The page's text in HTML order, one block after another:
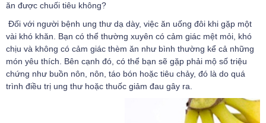
ăn được chuối tiêu không?
Đối với người bệnh ung thư dạ dày, việc ăn uống đôi khi gặp một
vài khó khăn. Bạn có thể thường xuyên có cảm giác mệt mỏi, khó
chịu và không có cảm giác thèm ăn như bình thường kể cả những
món yêu thích. Bên cạnh đó, có thể bạn sẽ gặp phải mộ số triệu
chứng như buồn nôn, nôn, táo bón hoặc tiêu chảy, đó là do quá
trình điều trị ung thư hoặc thuốc giảm đau gây ra.